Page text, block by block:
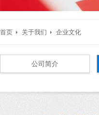
首页 关于我们 企业文化
公司简介